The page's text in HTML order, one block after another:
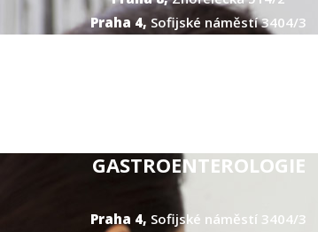
Praha 4, Sofijské náměstí 3404/3
GASTROENTEROLOGIE
Praha 4, Sofijské náměstí 3404/3